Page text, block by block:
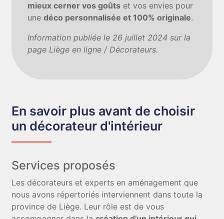
mieux cerner vos goûts et vos envies pour
unedéco personnalisée et 100% originale.
Information publiée le 26 juillet 2024 sur la
page Liège en ligne / Décorateurs.
En savoir plus avant de choisir
un décorateur d'intérieur
Services proposés
Les décorateurs et experts en aménagement que
nous avons répertoriés interviennent dans toute la
province de Liège. Leur rôle est de vous